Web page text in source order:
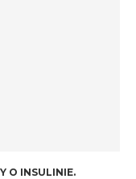
O INSULINIE.